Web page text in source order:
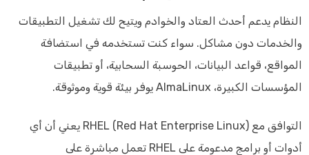
النظام يدعم أحدث العتاد والخوادم ويتيح لك تشغيل التطبيقات
والخدمات دون مشاكل. سواء كنت تستخدمه في استضافة
المواقع، قواعد البيانات، الحوسبة السحابية، أو تطبيقات
المؤسسات الكبيرة، AlmaLinux يوفر بيئة قوية وموثوقة.
التوافق مع RHEL (Red Hat Enterprise Linux) يعني أن أي
أدوات أو برامج مدعومة على RHEL تعمل مباشرة على